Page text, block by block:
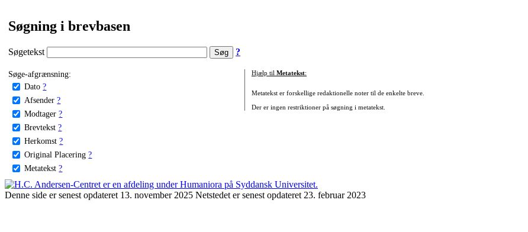
Søgning i brevbasen
Søgetekst ?
Søge-afgrænsning:
Dato ?
Afsender ?
Modtager ?
Brevtekst ?
Herkomst ?
Original Placering ?
Metatekst ?
Hjælp til Metatekst:
Metatekst er forskellige redaktionelle noter til de enkelte breve.
Der er ingen restriktioner på søgning i metatekst.
Denne side er senest opdateret 13. november 2025 Netstedet er senest opdateret 23. februar 2023